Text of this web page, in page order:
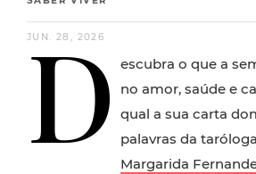
JUN. 28, 2026
D
escubra o que a
no amor, saúde e
qual a sua carta
palavras da
Margarida